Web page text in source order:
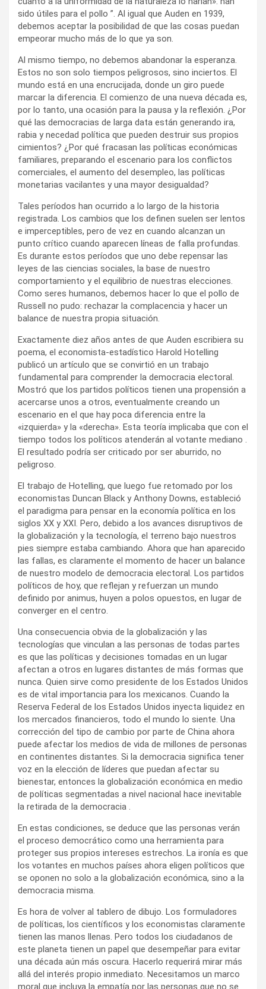
sido útiles para el pollo ”. Al igual que Auden en 1939,
debemos aceptar la posibilidad de que las cosas puedan
empeorar mucho más de lo que ya son.
Al mismo tiempo, no debemos abandonar la esperanza.
Estos no son solo tiempos peligrosos, sino inciertos. El
mundo está en una encrucijada, donde un giro puede
marcar la diferencia. El comienzo de una nueva década es,
por lo tanto, una ocasión para la pausa y la reflexión. ¿Por
qué las democracias de larga data están generando ira,
rabia y necedad política que pueden destruir sus propios
cimientos? ¿Por qué fracasan las políticas económicas
familiares, preparando el escenario para los conflictos
comerciales, el aumento del desempleo, las políticas
monetarias vacilantes y una mayor desigualdad?
Tales períodos han ocurrido a lo largo de la historia
registrada. Los cambios que los definen suelen ser lentos
e imperceptibles, pero de vez en cuando alcanzan un
punto crítico cuando aparecen líneas de falla profundas.
Es durante estos períodos que uno debe repensar las
leyes de las ciencias sociales, la base de nuestro
comportamiento y el equilibrio de nuestras elecciones.
Como seres humanos, debemos hacer lo que el pollo de
Russell no pudo: rechazar la complacencia y hacer un
balance de nuestra propia situación.
Exactamente diez años antes de que Auden escribiera su
poema, el economista-estadístico Harold Hotelling
publicó un artículo que se convirtió en un trabajo
fundamental para comprender la democracia electoral.
Mostró que los partidos políticos tienen una propensión a
acercarse unos a otros, eventualmente creando un
escenario en el que hay poca diferencia entre la
«izquierda» y la «derecha». Esta teoría implicaba que con el
tiempo todos los políticos atenderán al votante mediano .
El resultado podría ser criticado por ser aburrido, no
peligroso.
El trabajo de Hotelling, que luego fue retomado por los
economistas Duncan Black y Anthony Downs, estableció
el paradigma para pensar en la economía política en los
siglos XX y XXI. Pero, debido a los avances disruptivos de
la globalización y la tecnología, el terreno bajo nuestros
pies siempre estaba cambiando. Ahora que han aparecido
las fallas, es claramente el momento de hacer un balance
de nuestro modelo de democracia electoral. Los partidos
políticos de hoy, que reflejan y refuerzan un mundo
definido por animus, huyen a polos opuestos, en lugar de
converger en el centro.
Una consecuencia obvia de la globalización y las
tecnologías que vinculan a las personas de todas partes
es que las políticas y decisiones tomadas en un lugar
afectan a otros en lugares distantes de más formas que
nunca. Quien sirve como presidente de los Estados Unidos
es de vital importancia para los mexicanos. Cuando la
Reserva Federal de los Estados Unidos inyecta liquidez en
los mercados financieros, todo el mundo lo siente. Una
corrección del tipo de cambio por parte de China ahora
puede afectar los medios de vida de millones de personas
en continentes distantes. Si la democracia significa tener
voz en la elección de líderes que puedan afectar su
bienestar, entonces la globalización económica en medio
de políticas segmentadas a nivel nacional hace inevitable
la retirada de la democracia .
En estas condiciones, se deduce que las personas verán
el proceso democrático como una herramienta para
proteger sus propios intereses estrechos. La ironía es que
los votantes en muchos países ahora eligen políticos que
se oponen no solo a la globalización económica, sino a la
democracia misma.
Es hora de volver al tablero de dibujo. Los formuladores
de políticas, los científicos y los economistas claramente
tienen las manos llenas. Pero todos los ciudadanos de
este planeta tienen un papel que desempeñar para evitar
una década aún más oscura. Hacerlo requerirá mirar más
allá del interés propio inmediato. Necesitamos un marco
moral que incluya la empatía por las personas que no se